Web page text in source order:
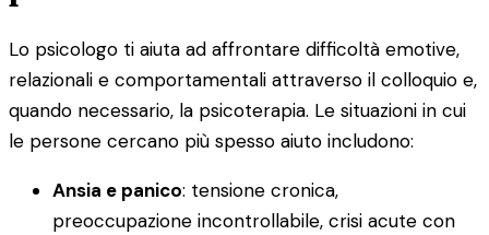
Lo psicologo ti aiuta ad affrontare difficoltà emotive,
relazionali e comportamentali attraverso il colloquio e,
quando necessario, la psicoterapia. Le situazioni in cui
le persone cercano più spesso aiuto includono:
Ansia e panico: tensione cronica,
preoccupazione incontrollabile, crisi acute con